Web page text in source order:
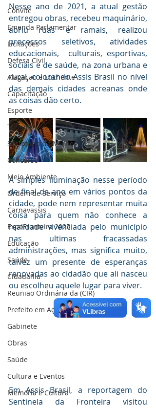
Convite
Emenda Parlamentar
Licitações
Defesa Civil
Alagação e Enchente
Capacitação
Esporte
Turismo
Secretaria da Mulher
Concurso
Meio Ambiente
Ordem de Serviço
Carnavassis
ExpoFronteira 2025
Educação
Saúde
Cidadania
Reunião Ordinária da (CIR)
Prefeito em Ação
Gabinete
Obras
Saúde
Cultura e Eventos
Memória e Cultura
Nesse ano de 2021, a atual gestão
entregou obras, recebeu maquinário,
abriu ruas e ramais, realizou
processos seletivos, atividades
educacionais,  culturais, esportivas,
sociais e de saúde, na zona urbana e
rural, colocando Assis Brasil no nível
das demais cidades acreanas onde
as coisas dão certo.
A simples iluminação nesse período
de final de ano em vários pontos da
cidade, pode nem representar muita
coisa para quem não conhece a
realidade vivenciada pelo município
nas ultimas fracassadas
administrações, mas significa muito,
talvez um presente de esperanças
renovadas ao cidadão que ali nasceu
ou escolheu aquele lugar para viver.
Em Assis Brasil, a reportagem do
Sentinela da Fronteira visitou